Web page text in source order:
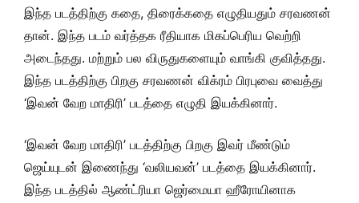
இந்த படத்திற்கு கதை, திரைக்கதை எழுதியதும் சரவணன்
தான். இந்த படம் வர்த்தக ரீதியாக மிகப்பெரிய வெற்றி
அடைந்தது. மற்றும் பல விருதுகளையும் வாங்கி குவித்தது.
இந்த படத்திற்கு பிறகு சரவணன் விக்ரம் பிரபுவை வைத்து
‘இவன் வேற மாதிரி’ படத்தை எழுதி இயக்கினார்.
‘இவன் வேற மாதிரி’ படத்திற்கு பிறகு இவர் மீண்டும்
ஜெய்யுடன் இணைந்து ‘வலியவன்’ படத்தை இயக்கினார்.
இந்த படத்தில் ஆண்ட்ரியா ஜெர்மையா ஹீரோயினாக